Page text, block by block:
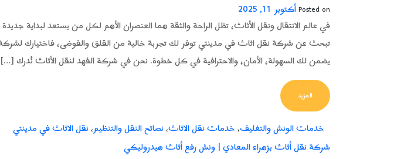
Posted onأكتوبر 11, 2025
في عالم الانتقال ونقل الأثاث، تظل الراحة والثقة هما العنصران الأهم لكل من يستعد لبداية
تبحث عن شركة نقل اثاث في مدينتي توفر لك تجربة خالية من القلق والفوضى، فاختيارك لشركة
يضمن لك السهولة، الأمان، والاحترافية في كل خطوة. نحن في شركة الفهد لنقل الأثاث نُدرك […]
المزيدFROM أفضل شركة نقل اثاث في مدينتي – الفهد للنقل الآمن والمضمون
خدمات الونش والتغليف، خدمات نقل الاثاث،نصائح النقل والتنظيم،نقل الاثاث في مدينتي
شركة نقل أثاث بزهراء المعادي | ونش رفع أثاث هيدروليكي